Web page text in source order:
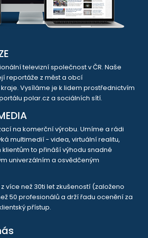
televizní společnost v ČR. Naše
reportáže z měst a obcí
Vysíláme je k lidem prostřednictvím
polar.cz a sociálních sítí.
na komerční výrobu. Umíme a rádi
multimedií - videa, virtuální realitu,
klientům to přináší výhodu snadné
univerzálním a osvědčeným
více než 30ti let zkušeností (založeno
50 profesionálů a drží řadu ocenění za
přístup.